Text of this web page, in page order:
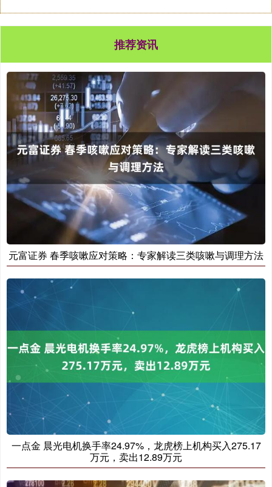
推荐资讯
元富证券 春季咳嗽应对策略：专家解读三类咳嗽与调理方法
一点金 晨光电机换手率24.97%，龙虎榜上机构买入275.17
万元，卖出12.89万元